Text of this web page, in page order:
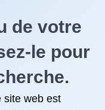
de votre
le pour
site web est